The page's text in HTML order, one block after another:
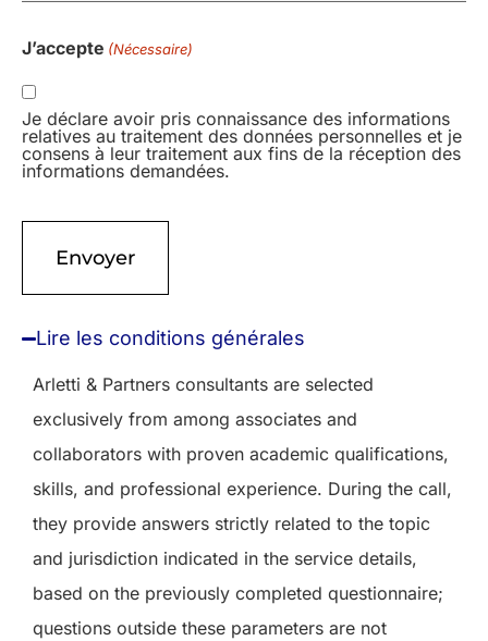
J’accepte (Nécessaire)
Je déclare avoir pris connaissance des informations
relatives au traitement des données personnelles et je
consens à leur traitement aux fins de la réception des
informations demandées.
Lire les conditions générales
Arletti & Partners consultants are selected
exclusively from among associates and
collaborators with proven academic qualifications,
skills, and professional experience. During the call,
they provide answers strictly related to the topic
and jurisdiction indicated in the service details,
based on the previously completed questionnaire;
questions outside these parameters are not